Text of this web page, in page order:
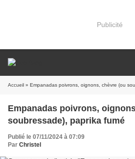
Publicité
Accueil » Empanadas poivrons, oignons, chèvre (ou
Empanadas poivrons,
soubressade), paprika fumé
Publié le 07/11/2024 à 07:09
Par Christel